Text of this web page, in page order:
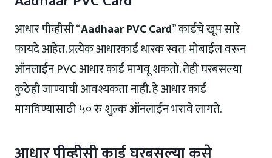
आधार पीव्हीसी “Aadhaar PVC Card” कार्डचे खूप सारे
फायदे आहेत. प्रत्येक आधारकार्ड धारक स्वतः मोबाईल वरून
ऑनलाईन PVC आधार कार्ड मागवू शकतो. तेही घरबसल्या
कुठेही जाण्याची आवश्यकता नाही. हे आधार कार्ड
मागविण्यासाठी ५० रु शुल्क ऑनलाईन भरावे लागते.